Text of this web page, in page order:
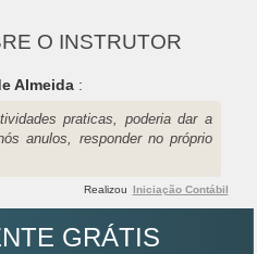
O INSTRUTOR
Almeida :
praticas, poderia dar a
anulos, responder no próprio
Realizou Iniciação Contábil
GRÁTIS